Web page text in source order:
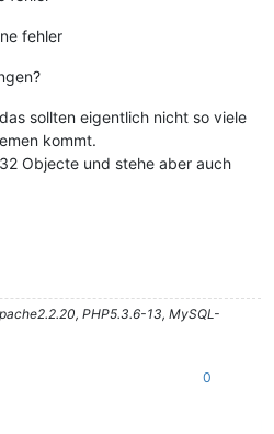
fehler
sollten eigentlich nicht so viele
kommt.
Objecte und stehe aber auch
PHP5.3.6-13, MySQL-
0